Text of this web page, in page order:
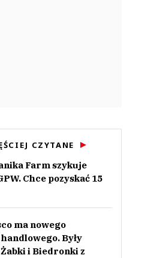
CZYTANE
Farm szykuje
Chce pozyskać 15
ma nowego
Były
i Biedronki z